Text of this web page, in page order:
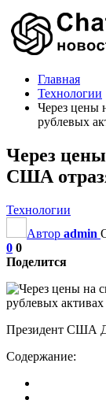
Главная
Технологии
Через цены
рублевых
Через
США
Технологии
Автор admin
0 0
Поделится
Президент США
Содержание: